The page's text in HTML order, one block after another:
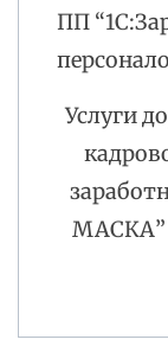
ПП
Услуги
МАСКА”